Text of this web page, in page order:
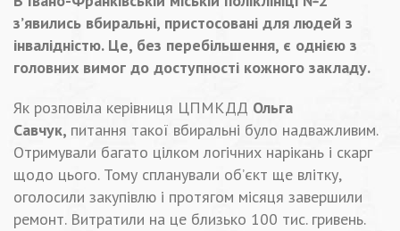
з’явились вбиральні, пристосовані для людей з
інвалідністю. Це, без перебільшення, є однією з
головних вимог до доступності кожного закладу.
Як розповіла керівниця ЦПМКДД Ольга
Савчук, питання такої вбиральні було надважливим.
Отримували багато цілком логічних нарікань і скарг
щодо цього. Тому спланували об’єкт ще влітку,
оголосили закупівлю і протягом місяця завершили
ремонт. Витратили на це близько 100 тис. гривень.